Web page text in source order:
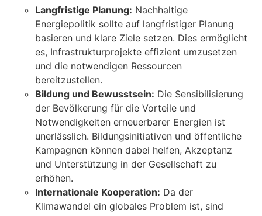
Langfristige Planung: Nachhaltige
Energiepolitik sollte auf langfristiger Planung
basieren und klare Ziele setzen. Dies ermöglicht
es, Infrastrukturprojekte effizient umzusetzen
und die notwendigen Ressourcen
bereitzustellen.
Bildung und Bewusstsein: Die Sensibilisierung
der Bevölkerung für die Vorteile und
Notwendigkeiten erneuerbarer Energien ist
unerlässlich. Bildungsinitiativen und öffentliche
Kampagnen können dabei helfen, Akzeptanz
und Unterstützung in der Gesellschaft zu
erhöhen.
Internationale Kooperation: Da der
Klimawandel ein globales Problem ist, sind